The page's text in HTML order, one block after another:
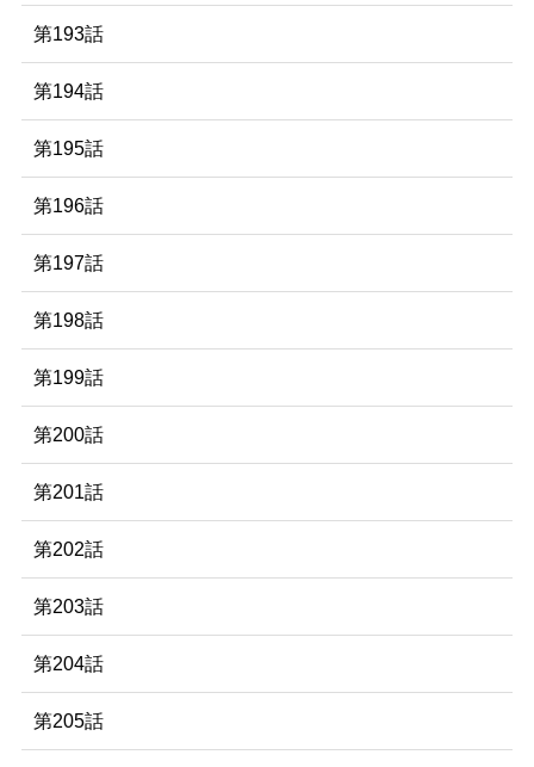
第193話
第194話
第195話
第196話
第197話
第198話
第199話
第200話
第201話
第202話
第203話
第204話
第205話